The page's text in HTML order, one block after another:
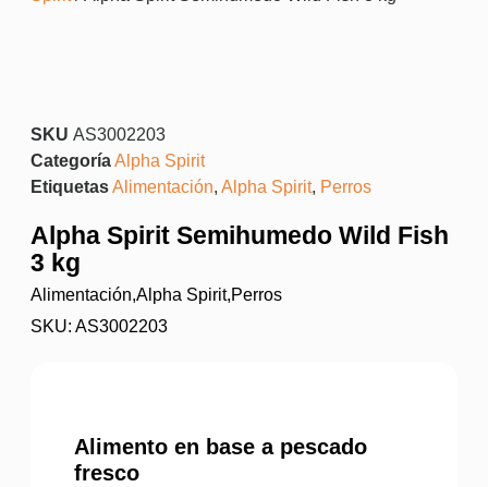
SKU AS3002203
CategoríaAlpha Spirit
EtiquetasAlimentación, Alpha Spirit, Perros
Alpha Spirit Semihumedo Wild Fish
3 kg
Alimentación,Alpha Spirit,Perros
SKU: AS3002203
Alimento en base a pescado
fresco